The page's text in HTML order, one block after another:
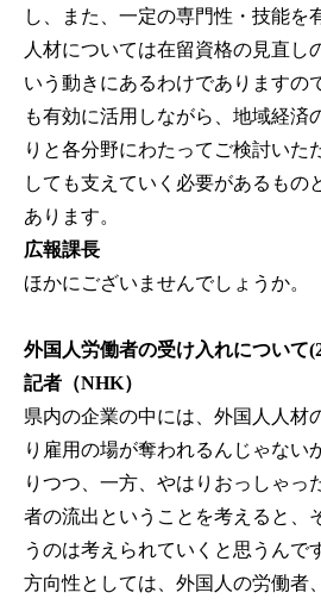
し、また、一定の専門性・技能を
人材については在留資格の見直し
いう動きにあるわけでありますの
も有効に活用しながら、地域経済
りと各分野にわたってご検討いた
しても支えていく必要があるもの
あります。
広報課長
ほかにございませんでしょうか。
外国人労働者の受け入れについて
記者（NHK）
県内の企業の中には、外国人人材
り雇用の場が奪われるんじゃない
りつつ、一方、やはりおっしゃっ
者の流出ということを考えると、
うのは考えられていくと思うんで
方向性としては、外国人の労働者